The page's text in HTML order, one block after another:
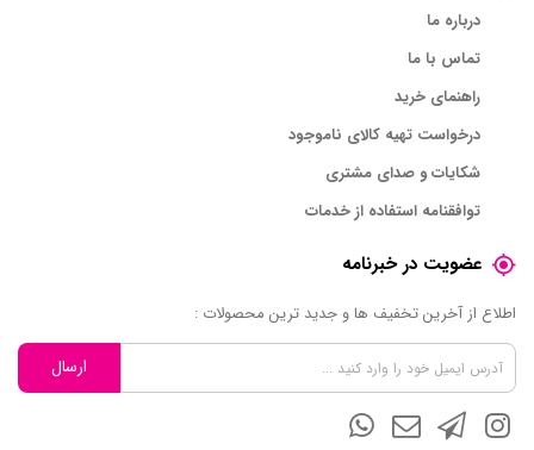
درباره ما
تماس با ما
راهنمای خرید
درخواست تهیه کالای ناموجود
شکایات و صدای مشتری
توافقنامه استفاده از خدمات
عضویت در خبرنامه
اطلاع از آخرین تخفیف ها و جدید ترین محصولات :
ارسال